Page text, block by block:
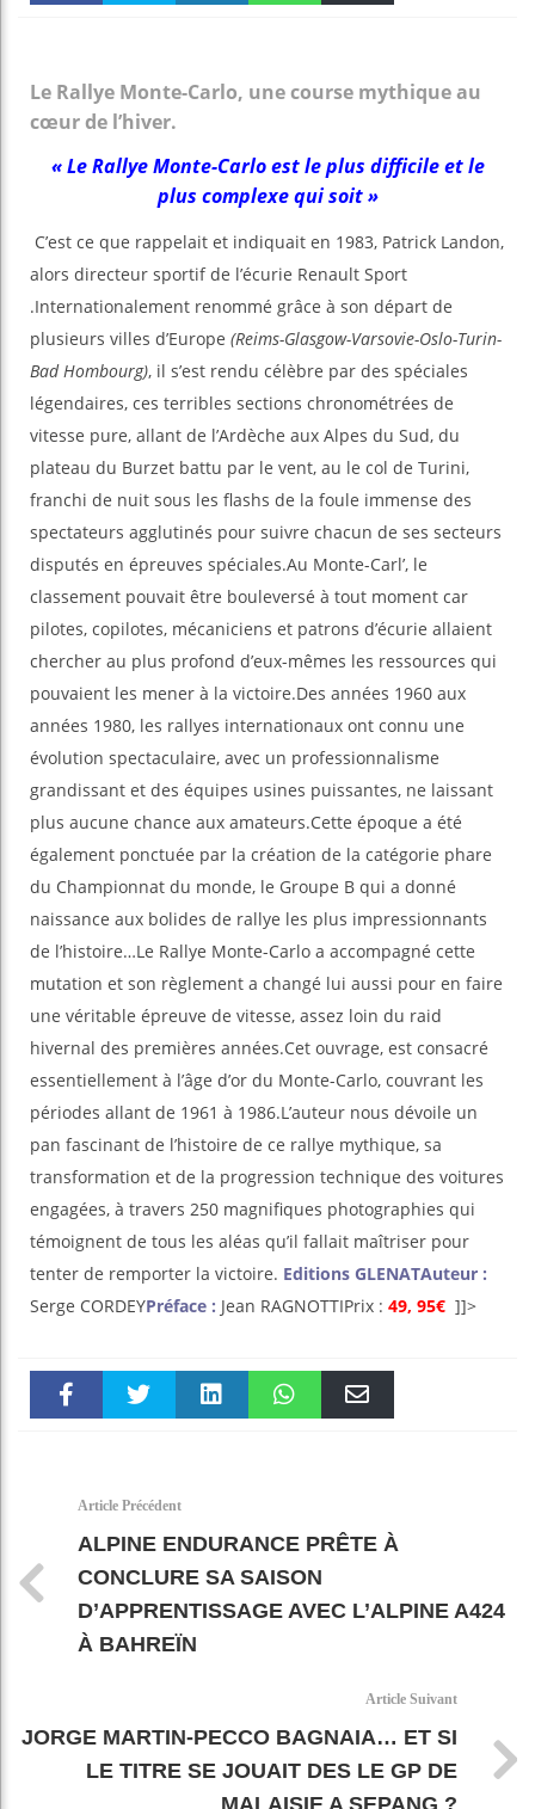
Le Rallye Monte-Carlo, une course mythique au
cœur de l’hiver.
« Le Rallye Monte-Carlo est le plus difficile et le
plus complexe qui soit »
C’est ce que rappelait et indiquait en 1983, Patrick Landon,
alors directeur sportif de l’écurie Renault Sport
.Internationalement renommé grâce à son départ de
plusieurs villes d’Europe (Reims-Glasgow-Varsovie-Oslo-Turin-
Bad Hombourg), il s’est rendu célèbre par des spéciales
légendaires, ces terribles sections chronométrées de
vitesse pure, allant de l’Ardèche aux Alpes du Sud, du
plateau du Burzet battu par le vent, au le col de Turini,
franchi de nuit sous les flashs de la foule immense des
spectateurs agglutinés pour suivre chacun de ses secteurs
disputés en épreuves spéciales.Au Monte-Carl’, le
classement pouvait être bouleversé à tout moment car
pilotes, copilotes, mécaniciens et patrons d’écurie allaient
chercher au plus profond d’eux-mêmes les ressources qui
pouvaient les mener à la victoire.Des années 1960 aux
années 1980, les rallyes internationaux ont connu une
évolution spectaculaire, avec un professionnalisme
grandissant et des équipes usines puissantes, ne laissant
plus aucune chance aux amateurs.Cette époque a été
également ponctuée par la création de la catégorie phare
du Championnat du monde, le Groupe B qui a donné
naissance aux bolides de rallye les plus impressionnants
de l’histoire…Le Rallye Monte-Carlo a accompagné cette
mutation et son règlement a changé lui aussi pour en faire
une véritable épreuve de vitesse, assez loin du raid
hivernal des premières années.Cet ouvrage, est consacré
essentiellement à l’âge d’or du Monte-Carlo, couvrant les
périodes allant de 1961 à 1986.L’auteur nous dévoile un
pan fascinant de l’histoire de ce rallye mythique, sa
transformation et de la progression technique des voitures
engagées, à travers 250 magnifiques photographies qui
témoignent de tous les aléas qu’il fallait maîtriser pour
tenter de remporter la victoire. Editions GLENATAuteur :
Serge CORDEYPréface : Jean RAGNOTTIPrix : 49, 95€ ]]>
Article Précédent
ALPINE ENDURANCE PRÊTE À
CONCLURE SA SAISON
D’APPRENTISSAGE AVEC L’ALPINE A424
À BAHREÏN
Article Suivant
JORGE MARTIN-PECCO BAGNAIA… ET SI
LE TITRE SE JOUAIT DES LE GP DE
MALAISIE A SEPANG ?